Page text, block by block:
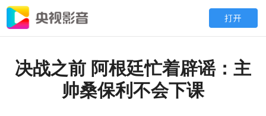
决战之前 阿根廷忙着辟谣：主
帅桑保利不会下课